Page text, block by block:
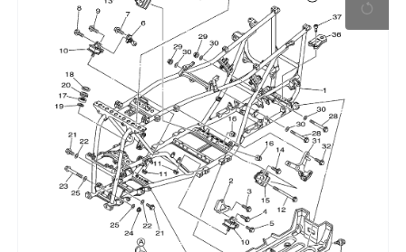
Снегоотвалы
Сумки, кофры
Топливная система
Тормозная система
Трансмиссия